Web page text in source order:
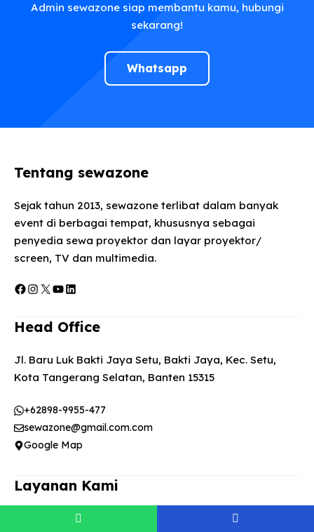
Admin sewazone siap membantu kamu, hubungi
sekarang!
Whatsapp
Tentang sewazone
Sejak tahun 2013, sewazone terlibat dalam banyak
event di berbagai tempat, khususnya sebagai
penyedia sewa proyektor dan layar proyektor/
screen, TV dan multimedia.
Facebook
Instagram
X YouTube
LinkedIn
Head Office
Jl. Baru Luk Bakti Jaya Setu, Bakti Jaya, Kec. Setu,
Kota Tangerang Selatan, Banten 15315
+62898-9955-477
sewazone@gmail.com.com
Google Map
Layanan Kami
Sewa Proyektor